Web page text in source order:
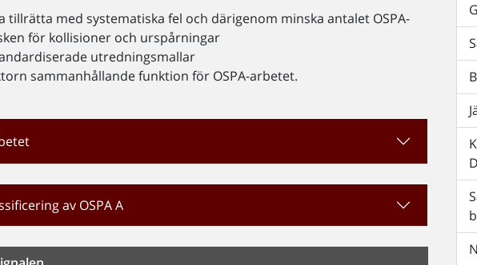
tillrätta med systematiska fel och därigenom minska antalet OSPA-
för kollisioner och urspårningar
utredningsmallar
sammanhållande funktion för OSPA-arbetet.
av OSPA A